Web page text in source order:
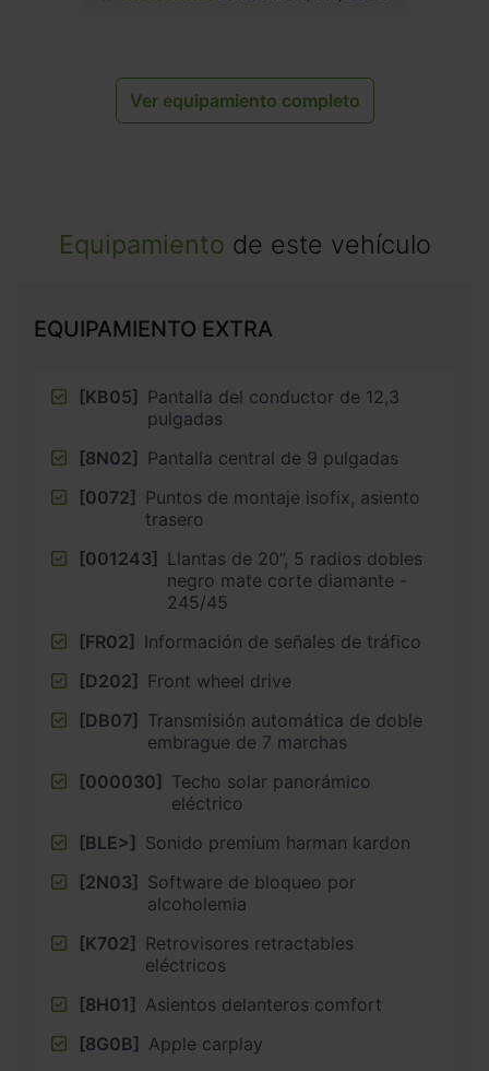
Ver equipamiento completo
Equipamiento de este vehículo
EQUIPAMIENTO EXTRA
[KB05] Pantalla del conductor de 12,3
pulgadas
[8N02] Pantalla central de 9 pulgadas
[0072] Puntos de montaje isofix, asiento
trasero
[001243] Llantas de 20”, 5 radios dobles
negro mate corte diamante -
245/45
[FR02] Información de señales de tráfico
[D202] Front wheel drive
[DB07] Transmisión automática de doble
embrague de 7 marchas
[000030] Techo solar panorámico
eléctrico
[BLE>] Sonido premium harman kardon
[2N03] Software de bloqueo por
alcoholemia
[K702] Retrovisores retractables
eléctricos
[8H01] Asientos delanteros comfort
[8G0B] Apple carplay